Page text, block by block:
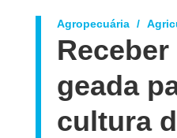
Agropecuária
geada
cultura